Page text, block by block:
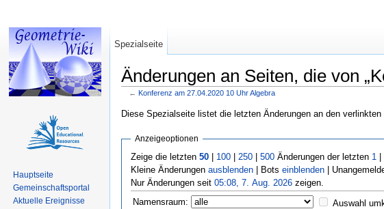
Änderungen an Seiten, die von
← Konferenz am 27.04.2020 10 Uhr Algebra
Diese Spezialseite listet die letzten Änderungen an den
Anzeigeoptionen
Zeige die letzten 50| 100| 250| 500Änderungen der letzten 1 |
Kleine Änderungen ausblenden| Bots einblenden|
Nur Änderungen seit 05:08, 7. Aug. 2026zeigen.
Namensraum:
Auswahl
Spezialseite
Hauptseite
Gemeinschaftsportal
Aktuelle Ereignisse